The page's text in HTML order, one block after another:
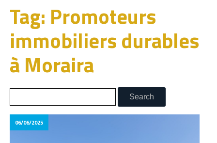
Tag: Promoteurs
immobiliers durables
à Moraira
06/06/2025